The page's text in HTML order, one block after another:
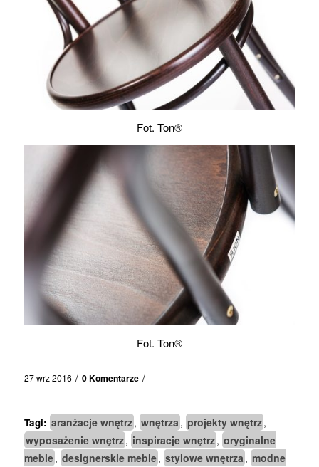
Fot. Ton®
Fot. Ton®
27 wrz 2016 / 0 Komentarze /
Tagi: aranżacje wnętrz, wnętrza , projekty wnętrz,
wyposażenie wnętrz, inspiracje wnętrz, oryginalne
meble, designerskie meble, stylowe wnętrza , modne